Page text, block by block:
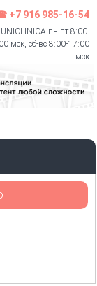
+7 916 985-16-54
UNICLINICA пн-пт 8:00-
мск, сб-вс 8:00-17:00
мск